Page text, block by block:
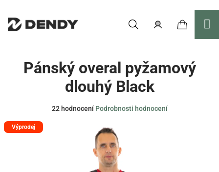
obsah
Nákupní
košík
Pánský overal pyžamový
dlouhý Black
Průměrné
22 hodnocení Podrobnosti hodnocení
Výprodej